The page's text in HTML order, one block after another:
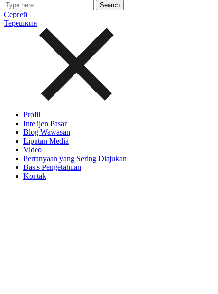
Сергей
Терешкин
Profil
Intelijen Pasar
Blog Wawasan
Liputan Media
Video
Pertanyaan yang Sering Diajukan
Basis Pengetahuan
Kontak